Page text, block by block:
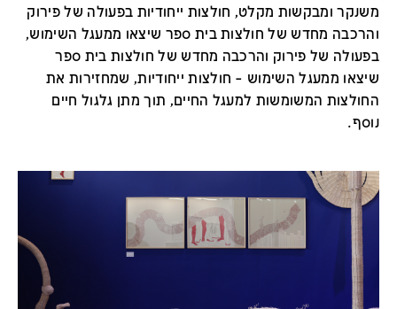
משנקר ומבקשות מקלט, חולצות ייחודיות בפעולה של פירוק
והרכבה מחדש של חולצות בית ספר שיצאו ממעגל השימוש,
בפעולה של פירוק והרכבה מחדש של חולצות בית ספר
שיצאו ממעגל השימוש – חולצות ייחודיות, שמחזירות את
החולצות המשומשות למעגל החיים, תוך מתן גלגול חיים
נוסף.